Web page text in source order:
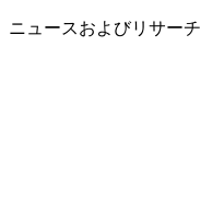
ニュースおよびリサーチ